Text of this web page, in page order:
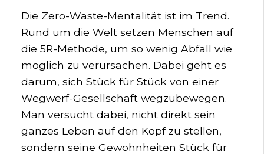
Die Zero-Waste-Mentalität ist im Trend.
Rund um die Welt setzen Menschen auf
die 5R-Methode, um so wenig Abfall wie
möglich zu verursachen. Dabei geht es
darum, sich Stück für Stück von einer
Wegwerf-Gesellschaft wegzubewegen.
Man versucht dabei, nicht direkt sein
ganzes Leben auf den Kopf zu stellen,
sondern seine Gewohnheiten Stück für